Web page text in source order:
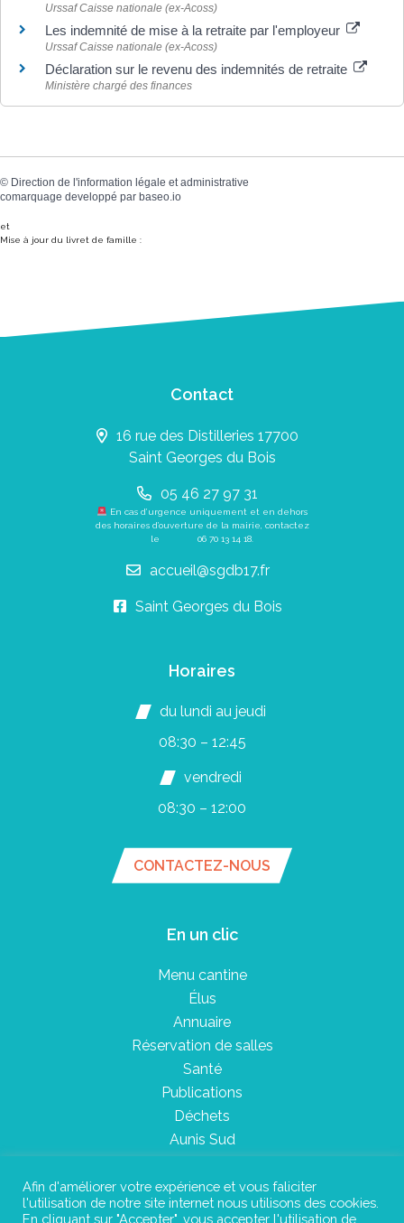
Urssaf Caisse nationale (ex-Acoss)
Les indemnité de mise à la retraite par l'employeur
Urssaf Caisse nationale (ex-Acoss)
Déclaration sur le revenu des indemnités de retraite
Ministère chargé des finances
© Direction de l'information légale et administrative
comarquage developpé par baseo.io
et
Mise à jour du livret de famille :
Contact
16 rue des Distilleries 17700
Saint Georges du Bois
05 46 27 97 31
En cas d’urgence uniquement et en dehors
des horaires d’ouverture de la mairie, contactez
le 06 70 13 14 18
accueil@sgdb17.fr
Saint Georges du Bois
Horaires
du lundi au jeudi
08:30 – 12:45
vendredi
08:30 – 12:00
CONTACTEZ-NOUS
En un clic
Menu cantine
Élus
Annuaire
Réservation de salles
Santé
Publications
Déchets
Aunis Sud
Plan du site
Afin d'améliorer votre expérience et vous faliciter
l'utilisation de notre site internet nous utilisons des cookies.
En cliquant sur "Accepter", vous accepter l'utilisation de